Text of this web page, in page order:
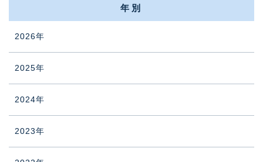
年別
2026年
2025年
2024年
2023年